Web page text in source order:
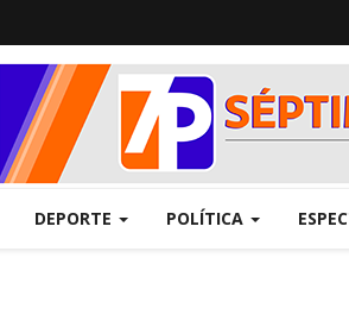
DEPORTE POLÍTICA